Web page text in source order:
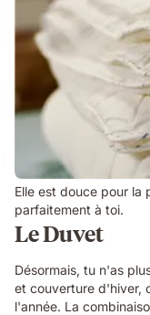
Elle est douce pour
parfaitement à toi.
Le Duvet
Désormais, tu n'as
et couverture d'hiver,
l'année. La